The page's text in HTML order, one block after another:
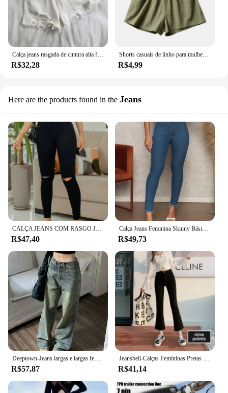
R$32,28
Shorts casuais de linho para mulheres, shorts de ginástica, calças curtas de algodão, cintura alta, preto feminino
R$4,99
Here are the products found in the Jeans
CALÇA JEANS COM RASGO JOELHOS CINTURA ALTA HOT PANT PRETA
R$47,40
Calça Jeans Feminina Skinny Básica Confortável Cintura Alta Tecido Premium
R$49,73
Deeptown-Jeans largas e largas femininas, moda de rua vintage, calça jeans lavada, calça grunge básica azul desleixada, Y2k, primavera
R$57,87
Jeansbell-Calças Femininas Pretas de Cintura Alta Micro Flare Cropped, Leggings Retas Emagrecedoras na Moda, Elasticidade Baixa na Cintura
R$41,14